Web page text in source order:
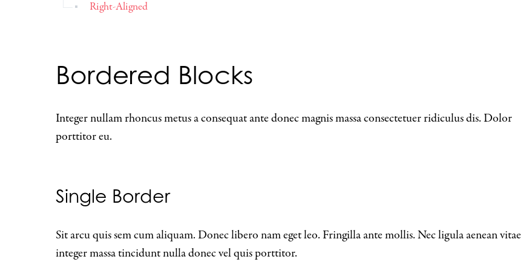
Right-Aligned
Bordered Blocks
Integer nullam rhoncus metus a consequat ante donec magnis massa consectetuer ridiculus dis. Dolor
porttitor eu.
Single Border
Sit arcu quis sem cum aliquam. Donec libero nam eget leo. Fringilla ante mollis. Nec ligula aenean vitae
integer massa tincidunt nulla donec vel quis porttitor.